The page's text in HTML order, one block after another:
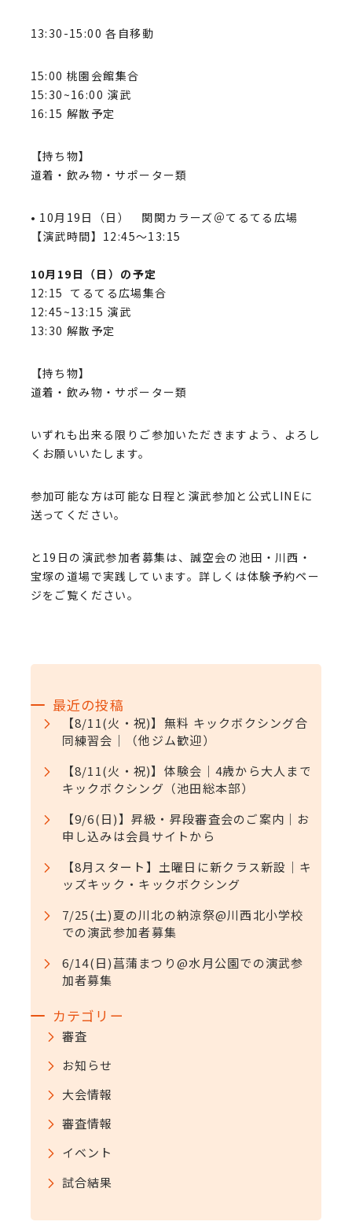
13:30-15:00 各自移動
15:00 桃園会館集合
15:30~16:00 演武
16:15 解散予定
【持ち物】
道着・飲み物・サポーター類
• 10月19日（日） 関関カラーズ＠てるてる広場
【演武時間】12:45～13:15
10月19日（日）の予定
12:15 てるてる広場集合
12:45~13:15 演武
13:30 解散予定
【持ち物】
道着・飲み物・サポーター類
いずれも出来る限りご参加いただきますよう、よろし
くお願いいたします。
参加可能な方は可能な日程と演武参加と公式LINEに
送ってください。
と19日の演武参加者募集は、誠空会の池田・川西・
宝塚の道場で実践しています。詳しくは体験予約ペー
ジをご覧ください。
最近の投稿
【8/11(火・祝)】無料 キックボクシング合
同練習会｜（他ジム歓迎）
【8/11(火・祝)】体験会｜4歳から大人まで
キックボクシング（池田総本部）
【9/6(日)】昇級・昇段審査会のご案内｜お
申し込みは会員サイトから
【8月スタート】土曜日に新クラス新設｜キ
ッズキック・キックボクシング
7/25(土)夏の川北の納涼祭@川西北小学校
での演武参加者募集
6/14(日)菖蒲まつり@水月公園での演武参
加者募集
カテゴリー
審査
お知らせ
大会情報
審査情報
イベント
試合結果